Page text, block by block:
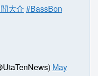
大介 #BassBon
May